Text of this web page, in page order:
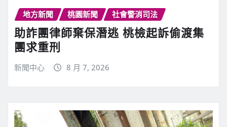
地方新聞 桃園新聞 社會警消司法
助詐團律師棄保潛逃 桃檢起訴偷渡集
團求重刑
新聞中心 8 月 7, 2026